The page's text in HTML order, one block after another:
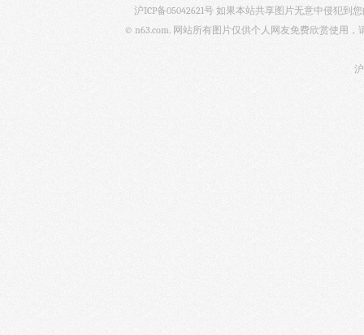
沪ICP备05042621号 如果本站共享图片无意中侵犯到
© n63.com. 网站所有图片仅供个人网友免费欣赏使用